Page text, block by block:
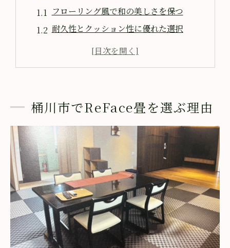
フローリング風で和の美しさを保つ
耐久性とクッション性に優れた選択
車いす対応で快適な住空間
和室を洋室に変える新しい選択肢
フローリングに劣らないReFace畳の魅力
和室の良さを残した洋室リフォーム
畳の良さを生かしたモダンな空間
簡単に楽しめるフローリング風デザイン
クッション性と耐久性を両立した選択
将来的な和室への戻しやすさ
ReFace畳でモダンな空間を実現
桶川市でReFace畳を選ぶ理由